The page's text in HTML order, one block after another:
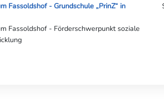
Fassoldshof - Grundschule „PrinZ“ in
Fassoldshof - Förderschwerpunkt soziale